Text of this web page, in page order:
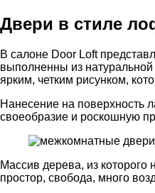
Двери в стиле
В салоне Door Loft
выполненны из
ярким, четким рисунком,
Нанесение на поверхность
своеобразие и роскошную
Массив дерева, из
простор, свобода, много